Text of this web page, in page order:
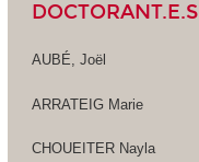
DOCTORANT.E.S
AUBÉ, Joël
ARRATEIG Marie
CHOUEITER Nayla